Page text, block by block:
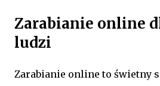
Zarabianie online
ludzi
Zarabianie online to świetny